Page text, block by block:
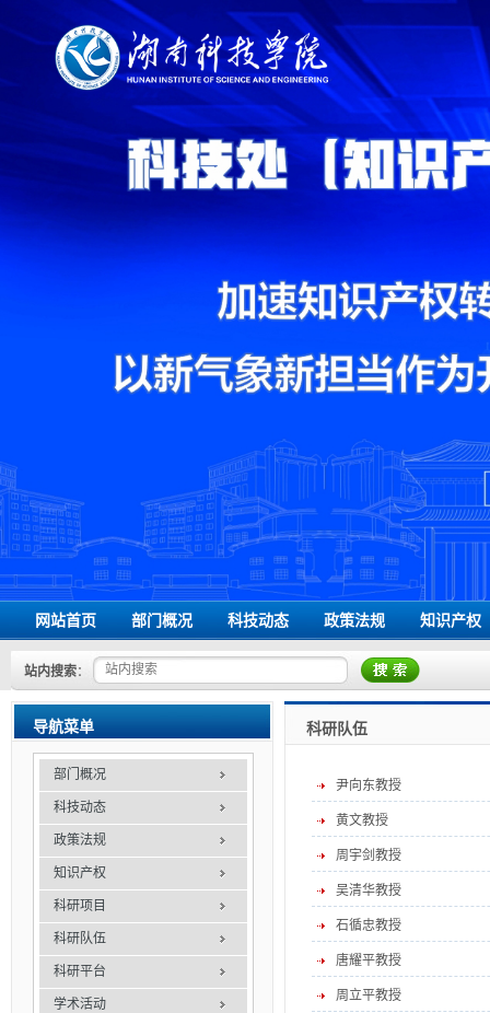
网站首页 部门概况
领导信息
组织机构
联系我们
科技动态 政策法规
国家级相关文件
省级相关文件
学校相关文件
知识产权
站内搜索：
导航菜单
部门概况
科技动态
政策法规
知识产权
科研项目
科研队伍
科研平台
学术活动
科研队伍
尹向东教授
黄文教授
周宇剑教授
吴清华教授
石循忠教授
唐耀平教授
周立平教授